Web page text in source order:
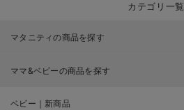
カテゴリ一覧
マタニティの商品を探す
ママ&ベビーの商品を探す
ベビー｜新商品